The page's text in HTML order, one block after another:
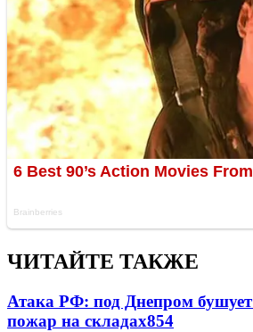
ЧИТАЙТЕ ТАКЖЕ
Атака РФ: под Днепром
пожар на складах854